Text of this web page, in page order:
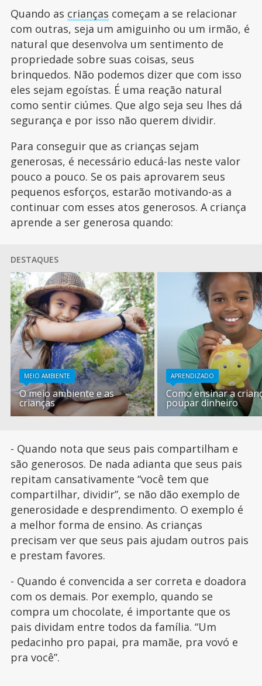
Quando as crianças começam a se relacionar
com outras, seja um amiguinho ou um irmão, é
natural que desenvolva um sentimento de
propriedade sobre suas coisas, seus
brinquedos. Não podemos dizer que com isso
eles sejam egoístas. É uma reação natural
como sentir ciúmes. Que algo seja seu lhes dá
segurança e por isso não querem dividir.
Para conseguir que as crianças sejam
generosas, é necessário educá-las neste valor
pouco a pouco. Se os pais aprovarem seus
pequenos esforços, estarão motivando-as a
continuar com esses atos generosos. A criança
aprende a ser generosa quando:
DESTAQUES
MEIO AMBIENTE
O meio ambiente e as
crianças
APRENDIZADO
Como ensinar a
poupar dinheiro
- Quando nota que seus pais compartilham e
são generosos. De nada adianta que seus pais
repitam cansativamente “você tem que
compartilhar, dividir”, se não dão exemplo de
generosidade e desprendimento. O exemplo é
a melhor forma de ensino. As crianças
precisam ver que seus pais ajudam outros pais
e prestam favores.
- Quando é convencida a ser correta e doadora
com os demais. Por exemplo, quando se
compra um chocolate, é importante que os
pais dividam entre todos da família. “Um
pedacinho pro papai, pra mamãe, pra vovó e
pra você”.